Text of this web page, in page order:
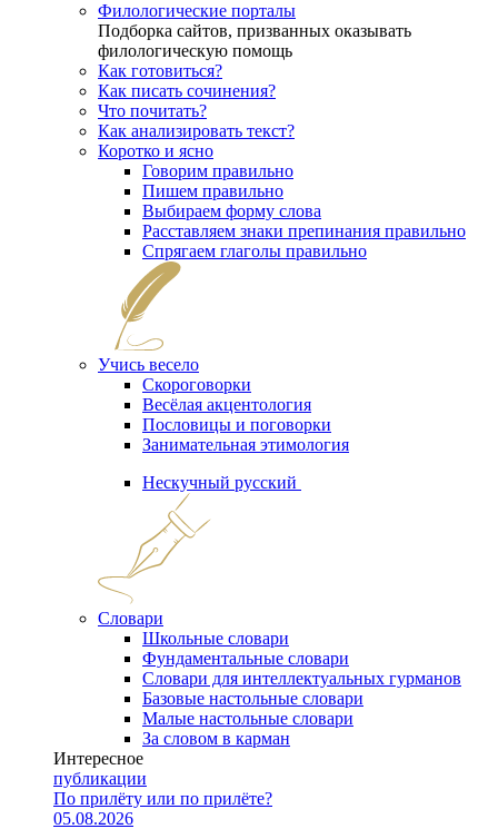
Филологические порталы
Подборка сайтов, призванных оказывать
филологическую помощь
Как готовиться?
Как писать сочинения?
Что почитать?
Как анализировать текст?
Коротко и ясно
Говорим правильно
Пишем правильно
Выбираем форму слова
Расставляем знаки препинания правильно
Спрягаем глаголы правильно
Учись весело
Скороговорки
Весёлая акцентология
Пословицы и поговорки
Занимательная этимология
Нескучный русский
Словари
Школьные словари
Фундаментальные словари
Словари для интеллектуальных гурманов
Базовые настольные словари
Малые настольные словари
За словом в карман
Интересное
публикации
По прилёту или по прилёте?
05.08.2026